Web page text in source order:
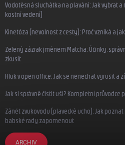
Vodotěsná sluchátka na plavání: Jak vybrat a
kostní vedení)
Kinetóza (nevolnost z cesty): Proč vzniká a
Zelený zázrak jménem Matcha: Účinky,
zkusit
Hluk v open office: Jak se nenechat vyrušit a
Jak si správně čistit uši? Kompletní
Zánět zvukovodu (plavecké ucho): Jak
babské rady zapomenout
ARCHIV